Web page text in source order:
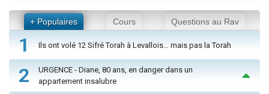
+ Populaires Cours Questions au Rav
1 Ils ont volé 12 Sifré Torah à Levallois… mais pas la Torah
2
URGENCE - Diane, 80 ans, en danger dans un
appartement insalubre